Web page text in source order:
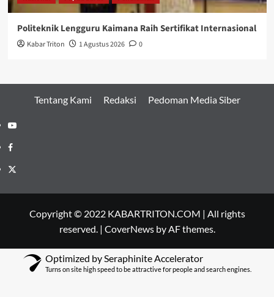
Politeknik Lengguru Kaimana Raih Sertifikat Internasional
Kabar Triton 1 Agustus 2026 0
Tentang Kami Redaksi Pedoman Media Siber
Youtube
Facebook
Twitter
Copyright © 2022 KABARTRITON.COM | All rights
reserved. | CoverNewsby AF themes.
Optimized by Seraphinite Accelerator
Turns on site high speed to be attractive for people and search engines.